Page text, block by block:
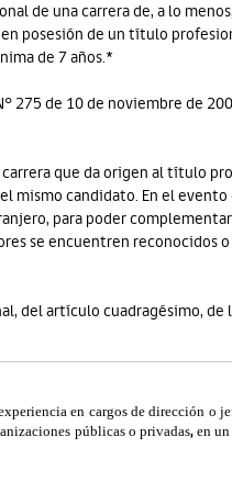
de una carrera de, a lo
posesión de un título
de 7 años.*
275 de 10 de noviembre de
que da origen al título
mismo candidato. En el
para poder
se encuentren reconocidos
del artículo cuadragésimo, de
en cargos de dirección o
públicas o privadas, en